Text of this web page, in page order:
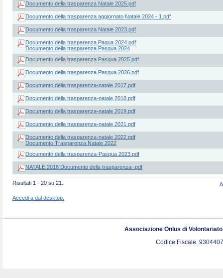
Documento della trasparenza Natale 2025.pdf
Documento della trasparenza aggiornato Natale 2024 - 1.pdf
Documento della trasparenza Natale 2023.pdf
Documento della trasparenza Paqua 2024.pdf
Documento della trasparenza Pasqua 2024
Documento della trasparenza Pasqua 2025.pdf
Documento della trasparenza Pasqua 2026.pdf
Documento della trasparenza-natale 2017.pdf
Documento della trasparenza-natale 2018.pdf
Documento della trasparenza-natale 2019.pdf
Documento della trasparenza-natale 2021.pdf
Documento della trasparenza-natale 2022.pdf
Documento Trasparenza Natale 2022
Documento della trasparenza-Pasqua 2023.pdf
NATALE 2016 Documento della trasparenza-.pdf
Risultati 1 - 20 su 21.
Accedi a dal desktop.
Associazione Onlus di
Codice Fiscale.